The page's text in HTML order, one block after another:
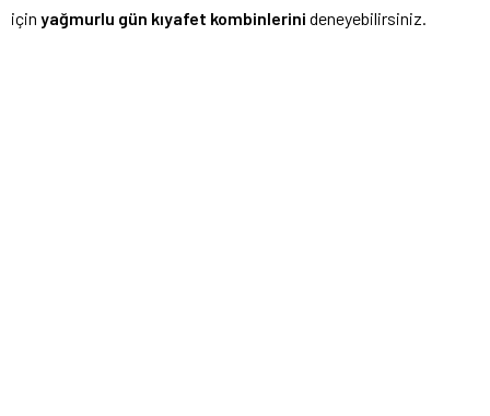
için yağmurlu gün kıyafet kombinlerini deneyebilirsiniz.